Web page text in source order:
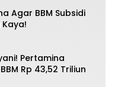
Agar BBM Subsidi
Pertamina
Rp 43,52 Triliun